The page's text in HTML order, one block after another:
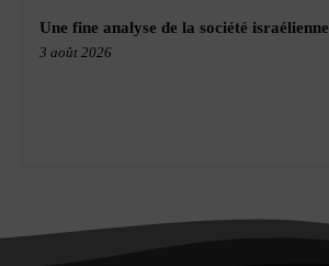
Une fine analyse de la société israélienne
3 août 2026